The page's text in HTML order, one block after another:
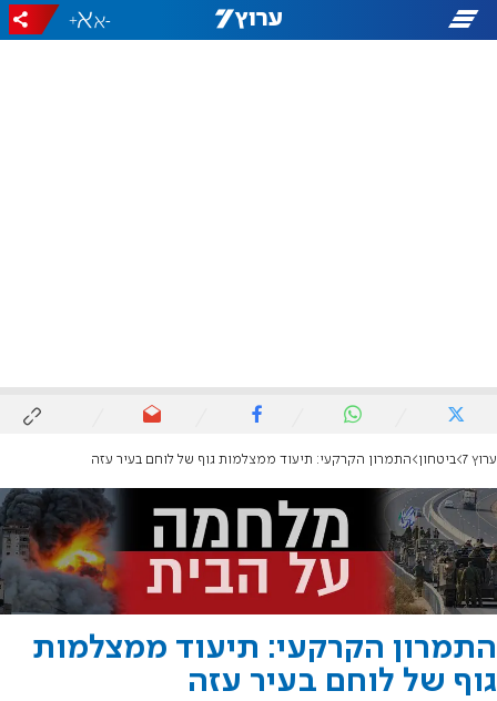
-
+
ערוץ 7 ביטחון התמרון הקרקעי: תיעוד ממצלמות גוף של לוחם בעיר עזה
התמרון הקרקעי: תיעוד ממצלמות
גוף של לוחם בעיר עזה